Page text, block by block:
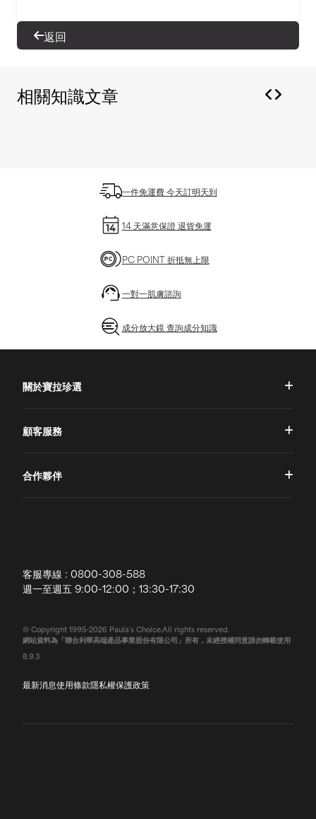
返回
相關知識文章
一件免運費 今天訂明天到
14 天滿意保證 退貨免運
PC POINT 折抵無上限
一對一肌膚諮詢
成分放大鏡 查詢成分知識
關於寶拉珍選
專業國際團隊
顧客服務
退換貨政策
聯絡我們
合作夥伴
客服專線 : 0800-308-588
週一至週五 9:00-12:00；13:30-17:30
© Copyright 1995-2026 Paula's Choice.All rights reserved.
網站資料為「聯合利華高端產品事業股份有限公司」所有，未經授權同意請勿轉載使用
8.9.3
最新消息使用條款隱私權保護政策